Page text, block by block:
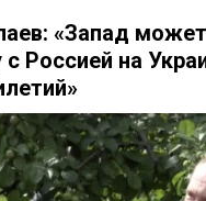
«Запад может
с Россией на